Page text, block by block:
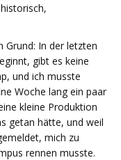
Grund: In der letzten
gibt es keine
und ich musste
Woche lang ein paar
kleine Produktion
getan hätte, und weil
mich zu
rennen musste.